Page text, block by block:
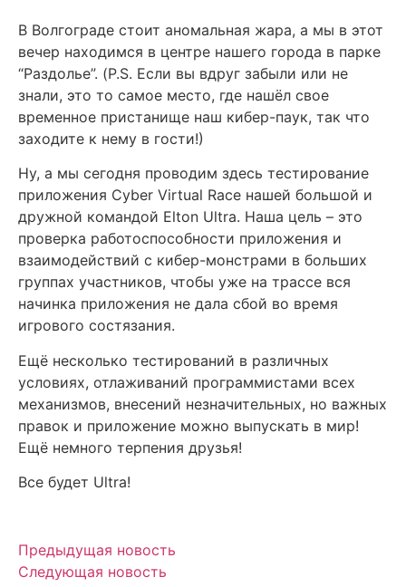
В Волгограде стоит аномальная жара, а мы в этот
вечер находимся в центре нашего города в парке
“Раздолье”. (P.S. Если вы вдруг забыли или не
знали, это то самое место, где нашёл свое
временное пристанище наш кибер-паук, так что
заходите к нему в гости!)
Ну, а мы сегодня проводим здесь тестирование
приложения Cyber Virtual Race нашей большой и
дружной командой Elton Ultra. Наша цель – это
проверка работоспособности приложения и
взаимодействий с кибер-монстрами в больших
группах участников, чтобы уже на трассе вся
начинка приложения не дала сбой во время
игрового состязания.
Ещё несколько тестирований в различных
условиях, отлаживаний программистами всех
механизмов, внесений незначительных, но важных
правок и приложение можно выпускать в мир!
Ещё немного терпения друзья!
Все будет Ultra!
Предыдущая новость
Следующая новость